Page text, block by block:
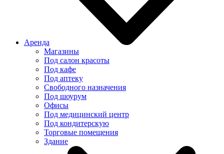
Аренда
Магазины
Под салон красоты
Под кафе
Под аптеку
Свободного назначения
Под шоурум
Офисы
Под медицинский центр
Под кондитерскую
Торговые помещения
Здание